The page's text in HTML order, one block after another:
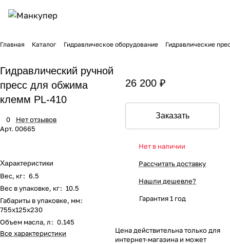
Главная Каталог Гидравлическое оборудование Гидравлические
Гидравлический ручной
пресс для обжима
клемм PL-410
0
Нет отзывов
Арт. 00665
Характеристики
Вес, кг: 6.5
Вес в упаковке, кг: 10.5
Габариты в упаковке, мм:
755x125x230
Объем масла, л: 0.145
Все характеристики
26 200 ₽
Заказать
Нет в наличии
Рассчитать доставку
Нашли дешевле?
Гарантия 1 год
Цена действительна только для
интернет-магазина и может